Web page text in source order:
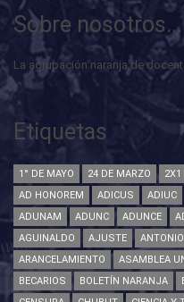
Sobre nosotros...
La agrupación naranja de
Etiquetas
1° DE MAYO 24 DE MARZO 2X1
AD HONOREM
ADICUS ADIUC
ADUNAM
ADUNC ADUNCE
AGUINALDO
AJUSTE
ARANCELAMIENTO
ASAMBLEA
BECARIOS
BOLETÍN NARANJA